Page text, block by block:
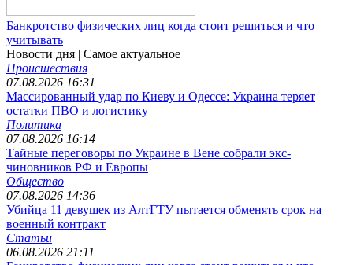
Банкротство физических лиц когда стоит решиться и что
учитывать
Новости дня | Самое актуальное
Происшествия
07.08.2026 16:31
Массированный удар по Киеву и Одессе: Украина теряет
остатки ПВО и логистику
Политика
07.08.2026 16:14
Тайные переговоры по Украине в Вене собрали экс-
чиновников РФ и Европы
Общество
07.08.2026 14:36
Убийца 11 девушек из АлтГТУ пытается обменять срок на
военный контракт
Статьи
06.08.2026 21:11